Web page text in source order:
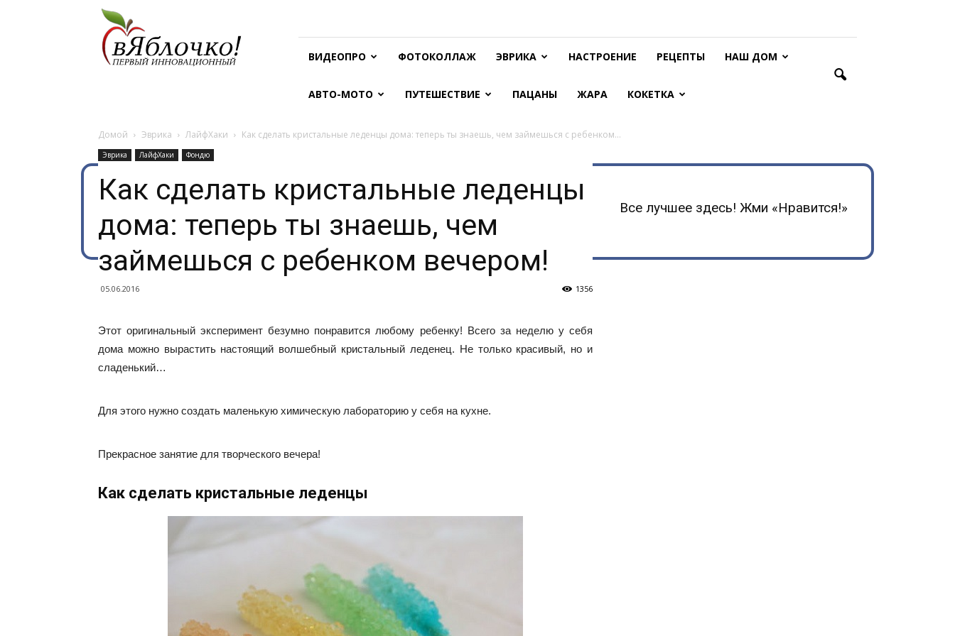
В
яблочко!
ВИДЕОПРО ФОТОКОЛЛАЖ ЭВРИКА НАСТРОЕНИЕ РЕЦЕПТЫ НАШ ДОМ
АВТО-МОТО ПУТЕШЕСТВИЕ ПАЦАНЫ ЖАРА КОКЕТКА
Домой Эврика ЛайфХаки Как сделать кристальные леденцы дома: теперь ты знаешь, чем займешься с ребенком...
Эврика ЛайфХаки Фондю
Как сделать кристальные леденцы
дома: теперь ты знаешь, чем
займешься с ребенком вечером!
05.06.2016 1356
Этот оригинальный эксперимент безумно понравится любому ребенку! Всего за неделю у себя
дома можно вырастить настоящий волшебный кристальный леденец. Не только красивый, но и
сладенький…
Для этого нужно создать маленькую химическую лабораторию у себя на кухне.
Прекрасное занятие для творческого вечера!
Как сделать кристальные леденцы
Все лучшее здесь! Жми «Нравится!»